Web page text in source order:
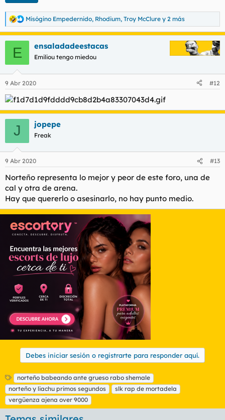
R
e
a
e
s
:
Misógino Empedernido, Rhodium, Troy McClure y 2 más
E ensaladadeestacas
Emiliou tengo miedou
9 Abr 2020 #12
J jopepe
Freak
9 Abr 2020 #13
Norteño representa lo mejor y peor de este foro, una de
cal y otra de arena.
Hay que quererlo o asesinarlo, no hay punto medio.
Debes iniciar sesión o registrarte para responder aquí.
E
t
i
q
norteño babeando ante grueso rabo shemale
norteño y liachu primos segundos
slk rap de mortadela
vergüenza ajena over 9000